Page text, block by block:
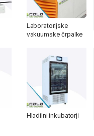
Laboratorijske
vakuumske črpalke
Hladilni inkubatorji